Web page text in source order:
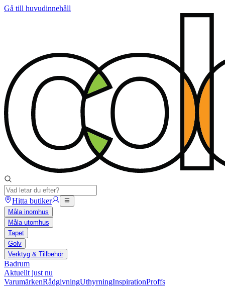
Gå till huvudinnehåll
Hitta butiker
Måla inomhus
Måla utomhus
Tapet
Golv
Verktyg & Tillbehör
Badrum
Aktuellt just nu
VarumärkenRådgivningUthyrningInspirationProffs